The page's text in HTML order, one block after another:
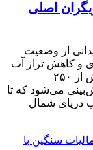
اصلی
از وضعیت
و کاهش تراز آب
کاسپین همچنان ادامه دارد و علاوه بر کاهش بیش از ۲۵۰
می‌شود که تا
تراز آب دریای شمال